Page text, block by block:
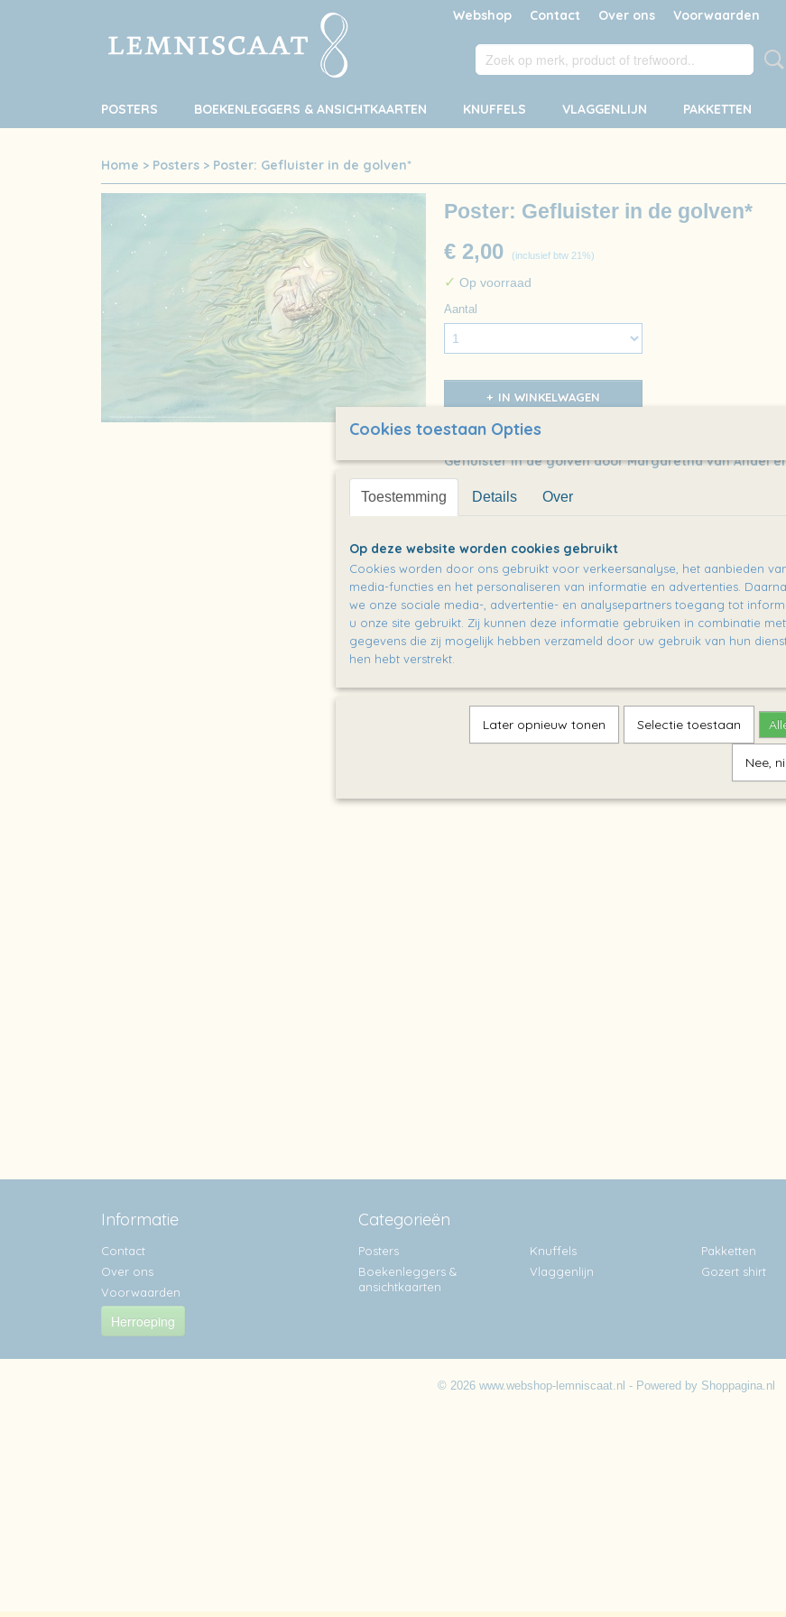
Webshop Contact Over ons Voorwaarden
POSTERS BOEKENLEGGERS & ANSICHTKAARTEN KNUFFELS VLAGGENLIJN PAKKETTEN
Home > Posters > Poster: Gefluister in de golven*
Poster: Gefluister in de golven*
€ 2,00 (inclusief btw 21%)
✓ Op voorraad
Aantal
IN WINKELWAGEN
Omschrijving
Gefluister in de golven door Margaretha van Andel
https://lemniscaat.nl/boeken/gefluister-in-de-golven
Informatie
Contact
Over ons
Voorwaarden
Herroeping
Categorieën
Posters
Boekenleggers &
ansichtkaarten
Knuffels
Vlaggenlijn
Pakketten
Gozert shirt
© 2026 www.webshop-lemniscaat.nl - Powered by Shoppagina.nl
Cookies toestaan Opties
Toestemming Details Over
Op deze website worden cookies gebruikt
Cookies worden door ons gebruikt voor verkeersanalyse, het aanbieden
media-functies en het personaliseren van informatie en advertenties.
we onze sociale media-, advertentie- en analysepartners toegang tot
u onze site gebruikt. Zij kunnen deze informatie gebruiken in combinatie
gegevens die zij mogelijk hebben verzameld door uw gebruik van hun
hen hebt verstrekt.
Later opnieuw tonen Selectie toestaan
Nee,